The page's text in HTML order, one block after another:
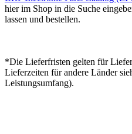
hier im Shop in die Suche
lassen und bestellen.
*Die Lieferfristen gelten für
Lieferzeiten für andere Länder
Leistungsumfang).